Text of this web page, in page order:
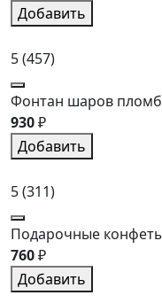
Добавить
5(457)
Фонтан шаров
930₽
Добавить
5(311)
Подарочные
760₽
Добавить